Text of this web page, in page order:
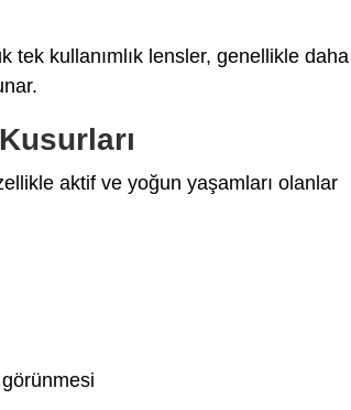
kullanımlık lensler, genellikle daha
aktif ve yoğun yaşamları olanlar